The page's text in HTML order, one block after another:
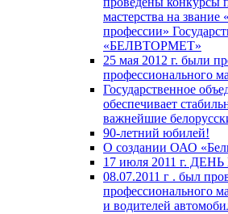
мастерства на
профессии»
«БЕЛВТОРМЕТ»
25 мая 2012 г. были
профессионального
Государственное
обеспечивает
важнейшие
90-летний юбилей!
О создании ОАО
17 июля 2011 г.
08.07.2011 г . был
профессионального
и водителей